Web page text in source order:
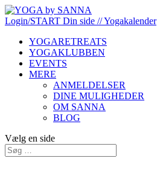
Login/START Din side // Yogakalender
YOGARETREATS
YOGAKLUBBEN
EVENTS
MERE
ANMELDELSER
DINE MULIGHEDER
OM SANNA
BLOG
Vælg en side